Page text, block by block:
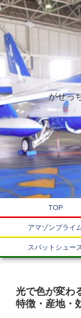
がせっ
TOP
アマゾンプライ
スパットシュー
光で色が変わ
特徴・産地・